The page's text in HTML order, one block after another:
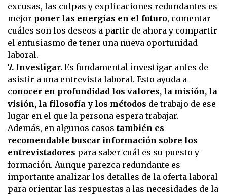
excusas, las culpas y explicaciones redundantes es
mejor poner las energías en el futuro, comentar
cuáles son los deseos a partir de ahora y compartir
el entusiasmo de tener una nueva oportunidad
laboral.
7. Investigar. Es fundamental investigar antes de
asistir a una entrevista laboral. Esto ayuda a
conocer en profundidad los valores, la misión, la
visión, la filosofía y los métodos de trabajo de ese
lugar en el que la persona espera trabajar.
Además, en algunos casos también es
recomendable buscar información sobre los
entrevistadores para saber cuál es su puesto y
formación. Aunque parezca redundante es
importante analizar los detalles de la oferta laboral
para orientar las respuestas a las necesidades de la